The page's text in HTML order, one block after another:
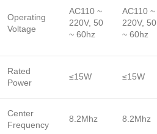
Operating
Voltage
AC110 ~
220V, 50
~ 60hz
AC110 ~
220V, 50
~ 60hz
Rated
Power
≤15W ≤15W
Center
Frequency
8.2Mhz 8.2Mhz